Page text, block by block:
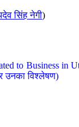
सिंह नेगी)
to Business in
उनका विश्लेषण)